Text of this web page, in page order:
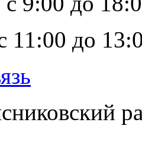
11:00 до